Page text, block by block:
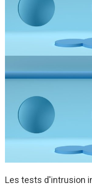
Les tests d'intrusion